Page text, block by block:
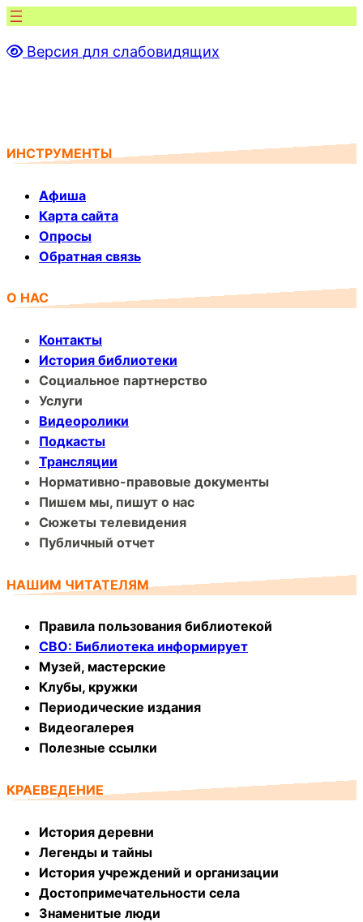
Перейти
содержимому
Версия для слабовидящих
ИНСТРУМЕНТЫ
Афиша
Карта сайта
Опросы
Обратная связь
О НАС
Контакты
История библиотеки
Социальное партнерство
Услуги
Видеоролики
Подкасты
Трансляции
Нормативно-правовые документы
Пишем мы, пишут о нас
Сюжеты телевидения
Публичный отчет
НАШИМ ЧИТАТЕЛЯМ
Правила пользования библиотекой
СВО: Библиотека информирует
Музей, мастерские
Клубы, кружки
Периодические издания
Видеогалерея
Полезные ссылки
КРАЕВЕДЕНИЕ
История деревни
Легенды и тайны
История учреждений и организации
Достопримечательности села
Знаменитые люди